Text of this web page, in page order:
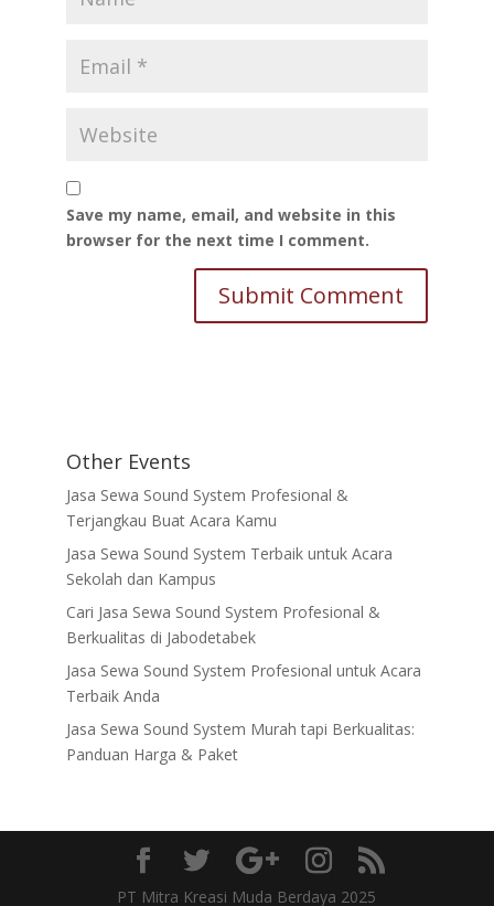
Save my name, email, and website in this
browser for the next time I comment.
Other Events
Jasa Sewa Sound System Profesional &
Terjangkau Buat Acara Kamu
Jasa Sewa Sound System Terbaik untuk Acara
Sekolah dan Kampus
Cari Jasa Sewa Sound System Profesional &
Berkualitas di Jabodetabek
Jasa Sewa Sound System Profesional untuk Acara
Terbaik Anda
Jasa Sewa Sound System Murah tapi Berkualitas:
Panduan Harga & Paket
PT Mitra Kreasi Muda Berdaya 2025